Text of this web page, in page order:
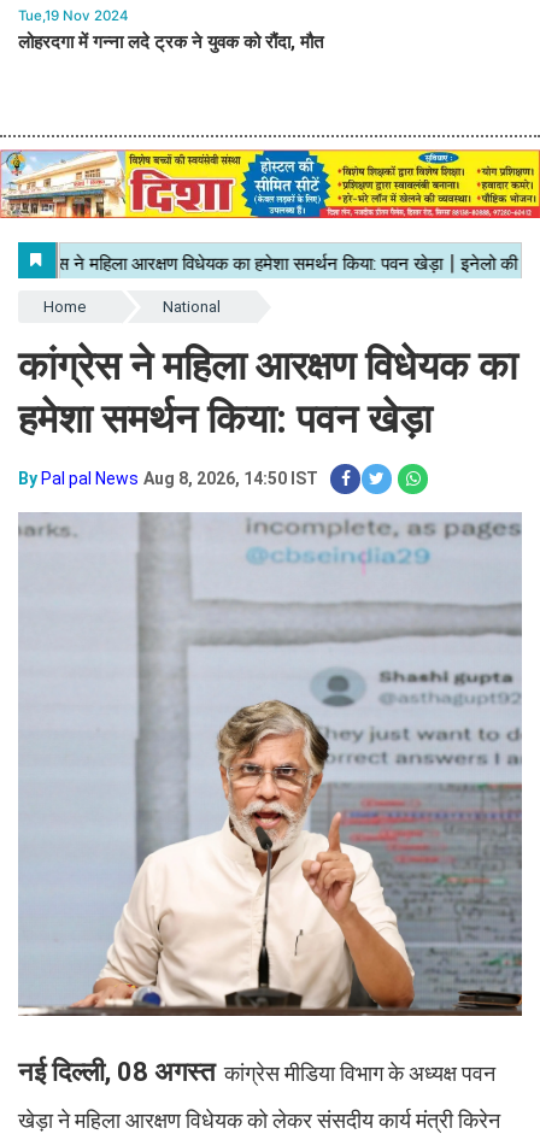
Tue,19 Nov 2024
लोहरदगा में गन्ना लदे ट्रक ने युवक को रौंदा, मौत
Home National
कांग्रेस ने महिला आरक्षण विधेयक का
हमेशा समर्थन किया: पवन खेड़ा
By Pal pal News Aug 8, 2026, 14:50 IST
नई दिल्ली, 08 अगस्तकांग्रेस मीडिया विभाग के अध्यक्ष पवन
खेड़ा ने महिला आरक्षण विधेयक को लेकर संसदीय कार्य मंत्री किरेन